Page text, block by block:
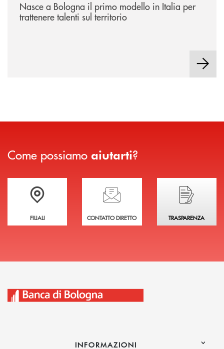
Nasce a Bologna il primo modello in Italia per
trattenere talenti sul territorio
Come possiamo aiutarti?
Trova la filiale più vicina a te
FILIALI
Hai bisogno di assistenza immediata?
CONTATTO DIRETTO
Hai bisogno di
TRASPARENZA
INFORMAZIONI